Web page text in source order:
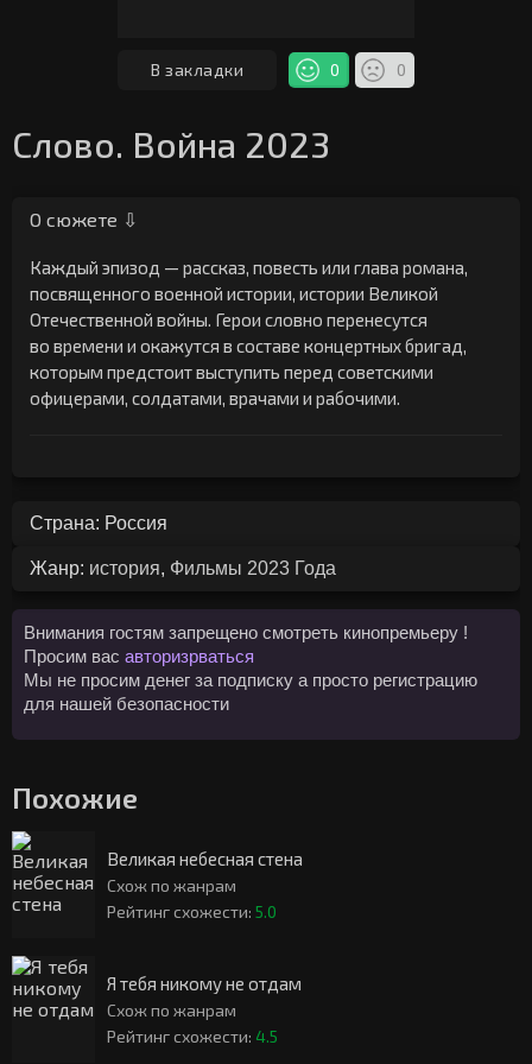
В закладки 0 0
Слово. Война 2023
О сюжете ⇩
Каждый эпизод — рассказ, повесть или глава романа,
посвященного военной истории, истории Великой
Отечественной войны. Герои словно перенесутся
во времени и окажутся в составе концертных бригад,
которым предстоит выступить перед советскими
офицерами, солдатами, врачами и рабочими.
Страна: Россия
Жанр: история, Фильмы 2023 Года
Внимания гостям запрещено смотреть кинопремьеру !
Просим вас авторизрваться
Мы не просим денег за подписку а просто регистрацию
для нашей безопасности
Похожие
Великая небесная стена
Схож по жанрам
Рейтинг схожести: 5.0
Я тебя никому не отдам
Схож по жанрам
Рейтинг схожести: 4.5